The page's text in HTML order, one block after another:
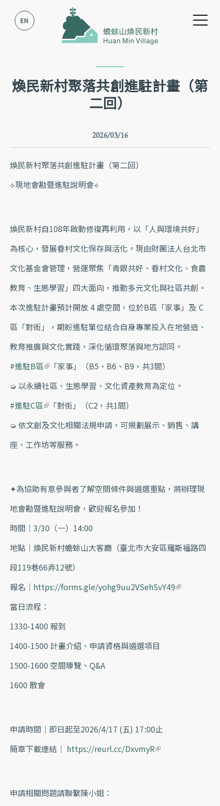
煥民新村聚落共創進駐計畫（第
二回）
2026/03/16
煥民新村聚落共創進駐計畫（第二回）
⟡現地會勘暨進駐說明會⟡
煥民新村自108年啟動修復再利用，以「人與環境共好」
為核心，發展眷村文化保存與活化。現由財團法人台北市
文化基金會管理，營運聚焦「青銀共好、眷村文化、食農
教育、生態學習」四大面向，推動多元文化與社區共創。
本次進駐計畫預計開放 4 處空間，位於B區「家事」及 C
區「對街」，期盼進駐單位結合自身專業投入在地營造、
教育推廣與文化實踐，深化循環聚落與地方認同。
#進駐B區(link is external)
「家事」（B5、B6、B9，共3間）
➭ 以永續社區、生態學習、文化資產教育為定位。
#進駐C區(link is external)
「對街」（C2，共1間）
➭ 依文創及文化相關法規申請，可規劃展示、銷售、講
座、工作坊等服務。
✦為協助有意參與者了解空間條件與遴選重點，將辦理現
地會勘暨進駐說明會，歡迎報名參加！
時間｜3/30（一）14:00
地點｜煥民新村蟾蜍山大客廳（臺北市大安區羅斯福路四
段119巷66弄12號）
報名｜ https://forms.gle/yohg9uu2VSehSvY49(link is ex
當日流程：
1330-1400 報到
1400-1500 計畫介紹、申請資格與遴選項目
1500-1600 空間導覽、Q&A
1600 散會
​申請時間｜即日起至2026/4/17 (五) 17:00止
簡章下載連結｜ https://reurl.cc/DxvmyR(link is externa
​申請相關問題請聯繫陳小姐：